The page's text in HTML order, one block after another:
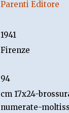
Parenti Editore
1941
Firenze
94
cm 17x24-
numerate-